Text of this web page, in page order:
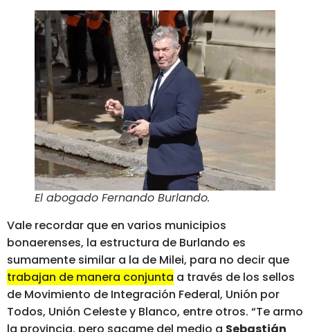
El abogado Fernando Burlando.
Vale recordar que en varios municipios
bonaerenses, la estructura de Burlando es
sumamente similar a la de Milei, para no decir que
trabajan de manera conjunta a través de los sellos
de Movimiento de Integración Federal, Unión por
Todos, Unión Celeste y Blanco, entre otros. “Te armo